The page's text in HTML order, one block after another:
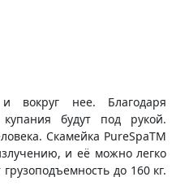
вокруг нее. Благодаря
будут под рукой.
Скамейка PureSpaTM
и её можно легко
до 160 кг.